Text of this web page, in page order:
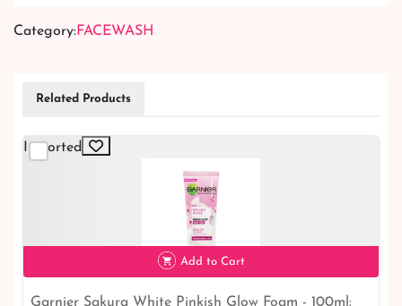
Category:FACEWASH
Related Products
Imported
Add to Cart
Garnier Sakura White Pinkish Glow Foam - 100ml: